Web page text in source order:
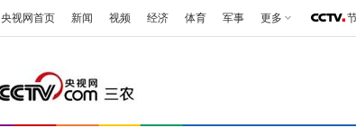
央视网首页 新闻 视频 经济 体育 军事 更多